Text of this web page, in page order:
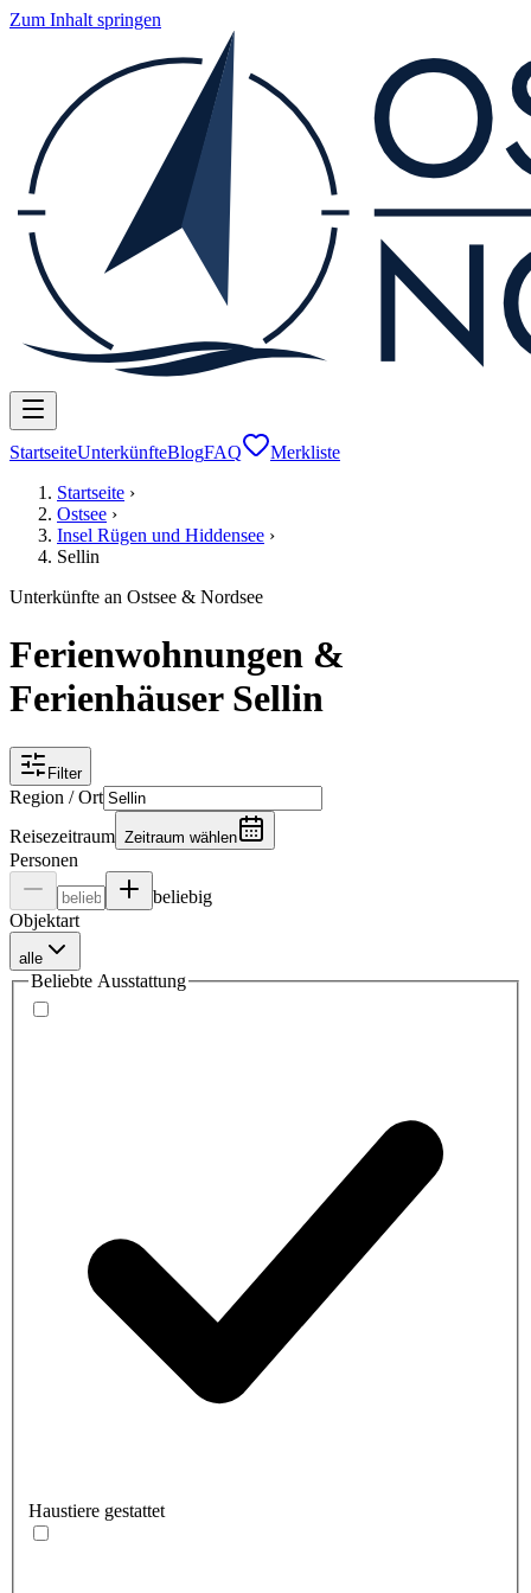
Zum Inhalt springen
StartseiteUnterkünfteBlogFAQ
Merkliste
Startseite ›
Ostsee ›
Insel Rügen und Hiddensee ›
Sellin
Unterkünfte an Ostsee & Nordsee
Ferienwohnungen &
Ferienhäuser Sellin
Filter
Region / Ort
Reisezeitraum Zeitraum wählen
Personen
beliebig
Objektart
alle
Beliebte Ausstattung
Haustiere gestattet